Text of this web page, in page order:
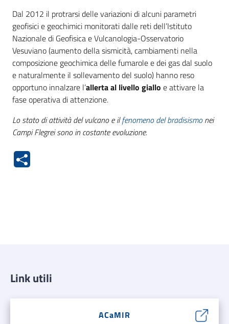
Dal 2012 il protrarsi delle variazioni di alcuni parametri
geofisici e geochimici monitorati dalle reti dell’Istituto
Nazionale di Geofisica e Vulcanologia-Osservatorio
Vesuviano (aumento della sismicità, cambiamenti nella
composizione geochimica delle fumarole e dei gas dal suolo
e naturalmente il sollevamento del suolo) hanno reso
opportuno innalzare l’allerta al livello giallo e attivare la
fase operativa di attenzione.
Lo stato di attività del vulcano e ilfenomeno del bradisismonei
Campi Flegrei sono in costante evoluzione.
Link utili
ACaMIR